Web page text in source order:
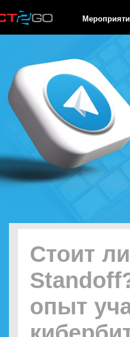
Стоит
опыт